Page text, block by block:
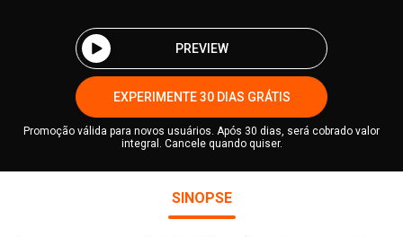
PREVIEW
EXPERIMENTE 30 DIAS GRÁTIS
Promoção válida para novos usuários. Após 30 dias, será cobrado valor
integral. Cancele quando quiser.
SINOPSE